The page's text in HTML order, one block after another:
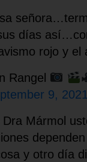
días
rojo y el
Rangel
9, 2021
Mármol
y otro día